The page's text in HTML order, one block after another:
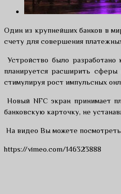
Один из крупнейших банков в
счету для совершения
Устройство было
планируется расширить сферы
стимулируя рост импульсных
Новый NFC экран принимает
банковскую карточку, не
На видео Вы можете
https://vimeo.com/146323888